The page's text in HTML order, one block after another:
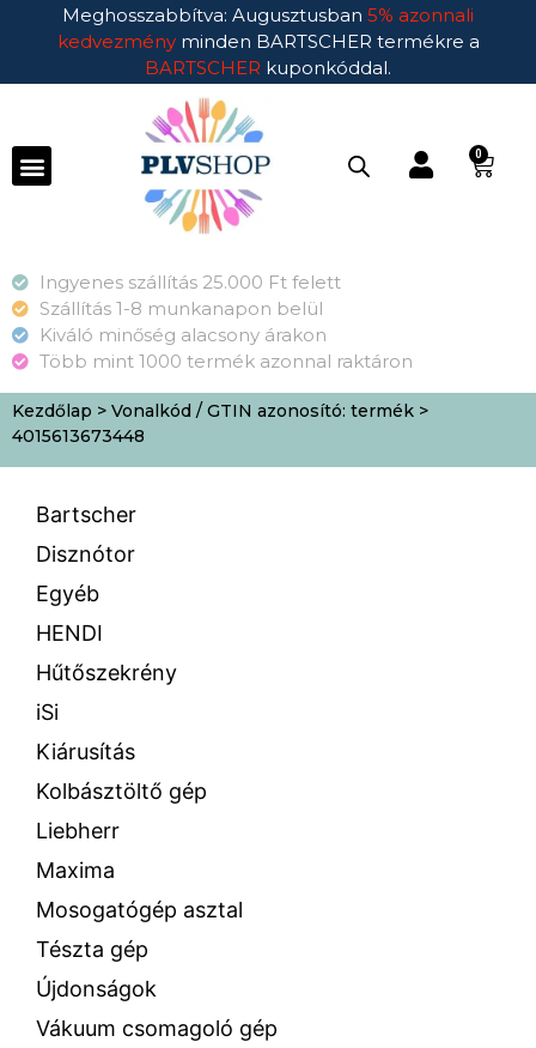
Meghosszabbítva: Augusztusban 5% azonnali
kedvezmény minden BARTSCHER termékre a
BARTSCHER kuponkóddal.
0
Ingyenes szállítás 25.000 Ft felett
Szállítás 1-8 munkanapon belül
Kiváló minőség alacsony árakon
Több mint 1000 termék azonnal raktáron
Kezdőlap > Vonalkód / GTIN azonosító: termék >
4015613673448
Bartscher
Disznótor
Egyéb
HENDI
Hűtőszekrény
iSi
Kiárusítás
Kolbásztöltő gép
Liebherr
Maxima
Mosogatógép asztal
Tészta gép
Újdonságok
Vákuum csomagoló gép